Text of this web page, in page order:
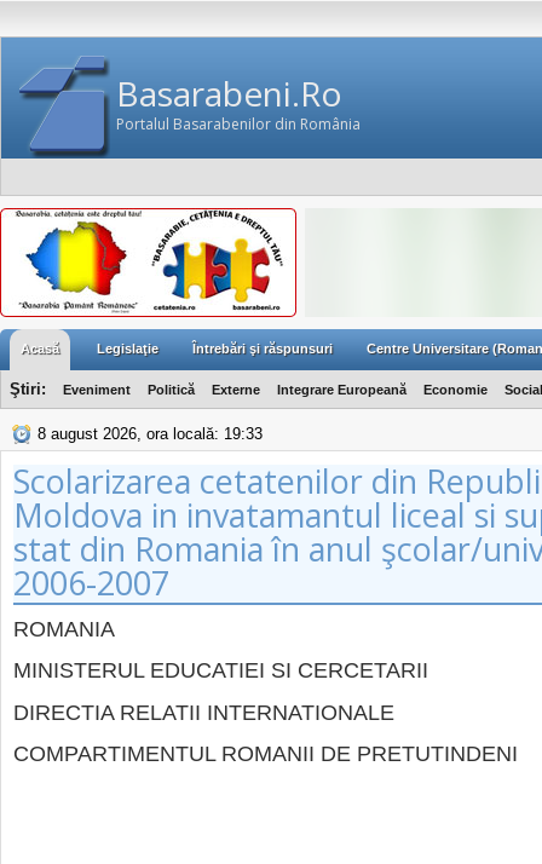
Basarabeni.Ro
Portalul Basarabenilor din România
Acasă Legislaţie Întrebări şi răspunsuri Centre Universitare
Ştiri: Eveniment Politică Externe Integrare Europeană Economie Social
8 august 2026, ora locală: 19:33
Scolarizarea cetatenilor din
Moldova in invatamantul liceal si
stat din Romania în anul şcolar/
2006-2007
ROMANIA
MINISTERUL EDUCATIEI SI CERCETARII
DIRECTIA RELATII INTERNATIONALE
COMPARTIMENTUL ROMANII DE PRETUTINDENI